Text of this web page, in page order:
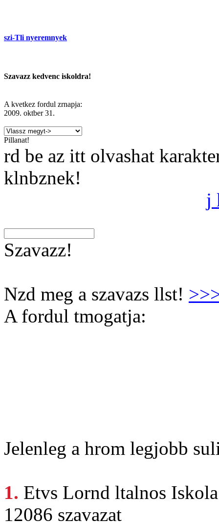
szi-Tli nyeremnyek
Szavazz kedvenc iskoldra!
A kvetkez fordul zrnapja:
2009. oktber 31.
Pillanat!
rd be az itt olvashat
klnbznek!
j
Szavazz!
Nzd meg a szavazs llst!
A fordul tmogatja:
Jelenleg a hrom legjobb
1. Etvs Lornd ltalnos
12086 szavazat